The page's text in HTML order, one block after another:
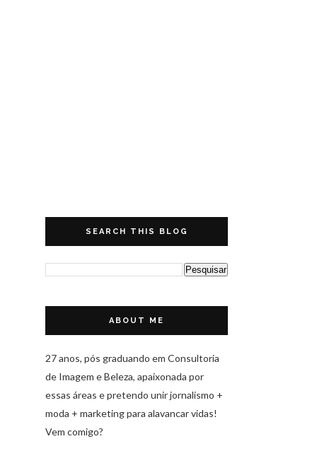
SEARCH THIS BLOG
ABOUT ME
27 anos, pós graduando em Consultoria
de Imagem e Beleza, apaixonada por
essas áreas e pretendo unir jornalismo +
moda + marketing para alavancar vidas!
Vem comigo?